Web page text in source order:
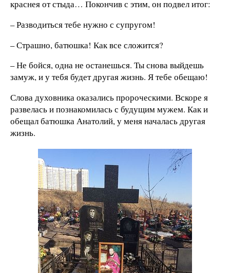
краснея от стыда… Покончив с этим, он подвел итог:
– Разводиться тебе нужно с супругом!
– Страшно, батюшка! Как все сложится?
– Не бойся, одна не останешься. Ты снова выйдешь
замуж, и у тебя будет другая жизнь. Я тебе обещаю!
Слова духовника оказались пророческими. Вскоре я
развелась и познакомилась с будущим мужем. Как и
обещал батюшка Анатолий, у меня началась другая
жизнь.